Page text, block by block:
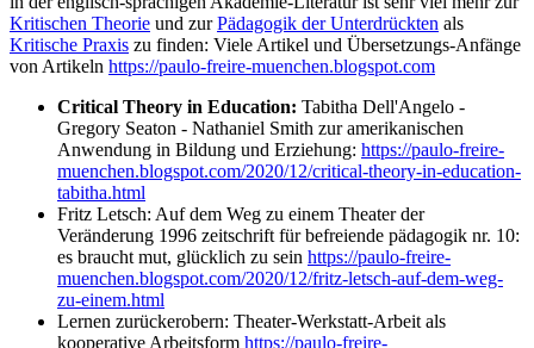
Kritischen Theorie und zurPädagogik der Unterdrückten als
Kritische Praxis zu finden: Viele Artikel und Übersetzungs-Anfänge
von Artikeln https://paulo-freire-muenchen.blogspot.com
Critical Theory in Education: Tabitha Dell'Angelo -
Gregory Seaton - Nathaniel Smith zur amerikanischen
Anwendung in Bildung und Erziehung: https://paulo-freire-
muenchen.blogspot.com/2020/12/critical-theory-in-education-
tabitha.html
Fritz Letsch: Auf dem Weg zu einem Theater der
Veränderung 1996 zeitschrift für befreiende pädagogik nr. 10:
es braucht mut, glücklich zu sein https://paulo-freire-
muenchen.blogspot.com/2020/12/fritz-letsch-auf-dem-weg-
zu-einem.html
Lernen zurückerobern: Theater-Werkstatt-Arbeit als
kooperative Arbeitsform https://paulo-freire-